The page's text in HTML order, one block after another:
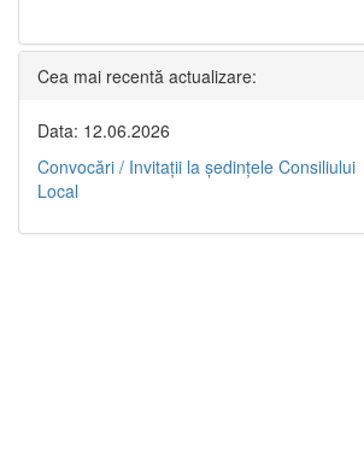
Cea mai recentă actualizare:
Data: 12.06.2026
Convocări / Invitaţii la şedinţele Consiliului
Local